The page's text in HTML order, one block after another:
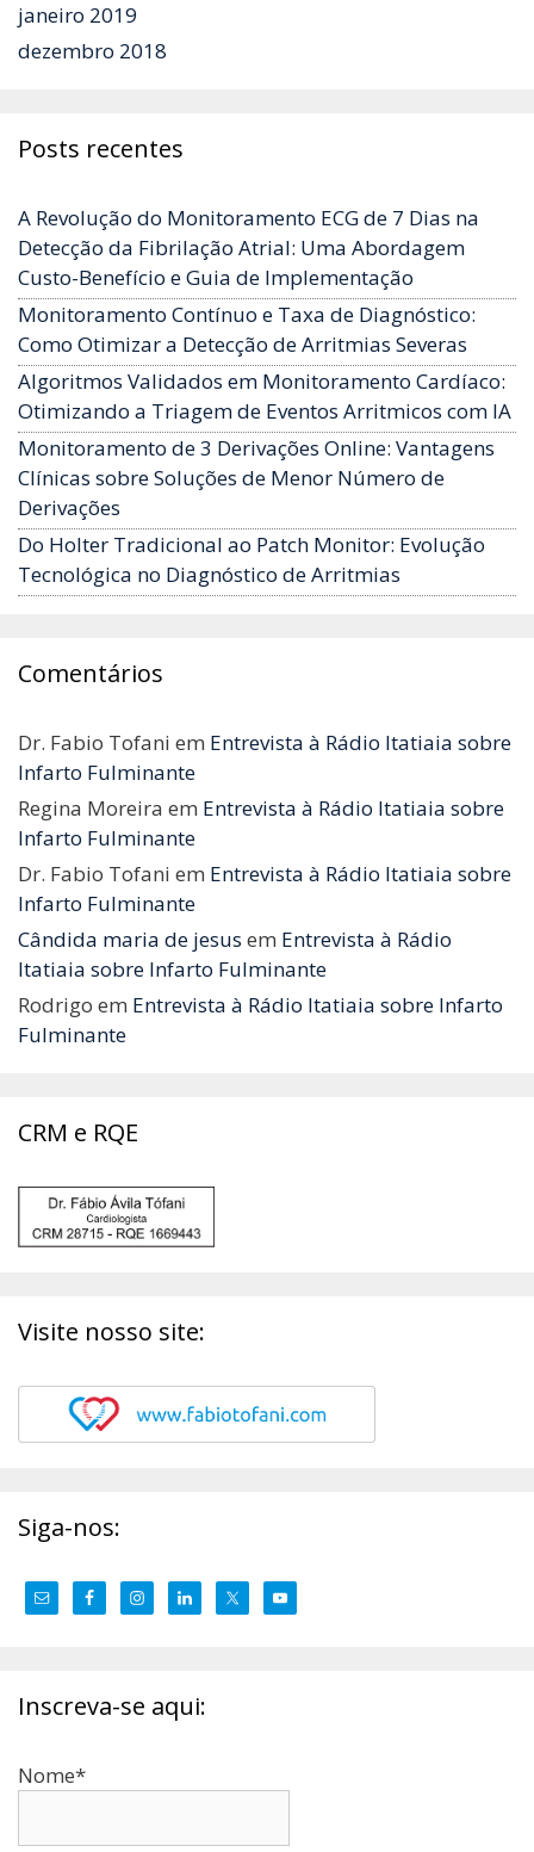
janeiro 2019
dezembro 2018
Posts recentes
A Revolução do Monitoramento ECG de 7 Dias na
Detecção da Fibrilação Atrial: Uma Abordagem
Custo-Benefício e Guia de Implementação
Monitoramento Contínuo e Taxa de Diagnóstico:
Como Otimizar a Detecção de Arritmias Severas
Algoritmos Validados em Monitoramento Cardíaco:
Otimizando a Triagem de Eventos Arritmicos com IA
Monitoramento de 3 Derivações Online: Vantagens
Clínicas sobre Soluções de Menor Número de
Derivações
Do Holter Tradicional ao Patch Monitor: Evolução
Tecnológica no Diagnóstico de Arritmias
Comentários
Dr. Fabio Tofani em Entrevista à Rádio Itatiaia sobre
Infarto Fulminante
Regina Moreira em Entrevista à Rádio Itatiaia sobre
Infarto Fulminante
Dr. Fabio Tofani em Entrevista à Rádio Itatiaia sobre
Infarto Fulminante
Cândida maria de jesus em Entrevista à Rádio
Itatiaia sobre Infarto Fulminante
Rodrigo em Entrevista à Rádio Itatiaia sobre Infarto
Fulminante
CRM e RQE
Visite nosso site:
Siga-nos:
Inscreva-se aqui:
Nome*